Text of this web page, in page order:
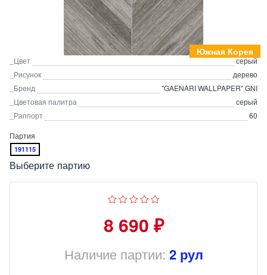
Южная Корея
_Цвет
серый
_Рисунок
дерево
_Бренд
"GAENARI WALLPAPER" GNI
_Цветовая палитра
серый
_Раппорт
60
Партия
191115
Выберите партию
8 690 ₽
Наличие партии: 2 рул